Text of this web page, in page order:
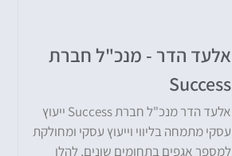
אלעד הדר - מנכ"ל חברת
Success
אלעד הדר מנכ"ל חברת Success ייעוץ
עסקי מתמחה בליווי וייעוץ עסקי ומחולקת
למספר אגפים בתחומים שונים, להלן